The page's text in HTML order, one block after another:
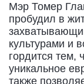
Мэр Томер
пробудил в
культурами и
гордится тем,
уникальное
также